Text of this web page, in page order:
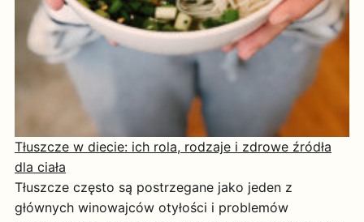
Tłuszcze w diecie: ich rola, rodzaje i zdrowe źródła
dla ciała
Tłuszcze często są postrzegane jako jeden z
głównych winowajców otyłości i problemów